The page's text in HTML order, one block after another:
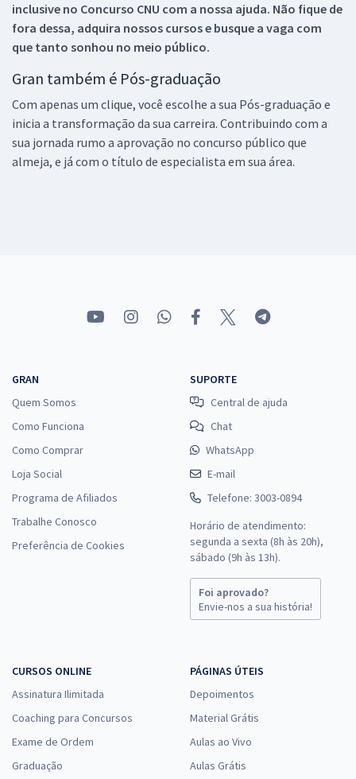
inclusive no Concurso CNU com a nossa ajuda. Não fique de
fora dessa, adquira nossos cursos e busque a vaga com
que tanto sonhou no meio público.
Gran também é Pós-graduação
Com apenas um clique, você escolhe a sua Pós-graduação e
inicia a transformação da sua carreira. Contribuindo com a
sua jornada rumo a aprovação no concurso público que
almeja, e já com o título de especialista em sua área.
GRAN
Quem Somos
Como Funciona
Como Comprar
Loja Social
Programa de Afiliados
Trabalhe Conosco
Preferência de Cookies
SUPORTE
Central de ajuda
Chat
WhatsApp
E-mail
Telefone: 3003-0894
Horário de atendimento:
segunda a sexta (8h às 20h),
sábado (9h às 13h).
Foi aprovado?
Envie-nos a sua história!
CURSOS ONLINE
Assinatura Ilimitada
Coaching para Concursos
Exame de Ordem
Graduação
PÁGINAS ÚTEIS
Depoimentos
Material Grátis
Aulas ao Vivo
Aulas Grátis